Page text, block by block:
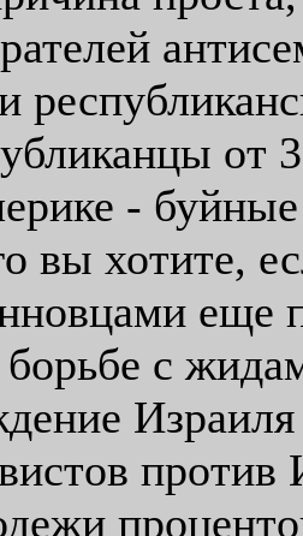
от
- буйные
вы хотите,
еще
борьбе с
против